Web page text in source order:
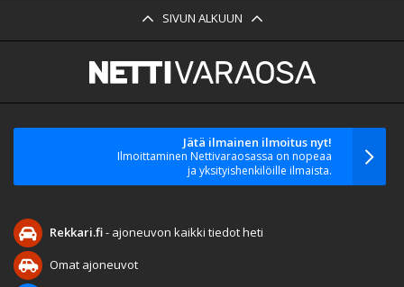
SIVUN ALKUUN
Jätä ilmainen ilmoitus nyt!
Ilmoittaminen Nettivaraosassa on nopeaa
ja yksityishenkilöille ilmaista.
Rekkari.fi- ajoneuvon kaikki tiedot heti
Omat ajoneuvot